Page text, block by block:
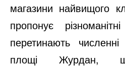
магазини найвищого
пропонує
перетинають
площі Журдан,